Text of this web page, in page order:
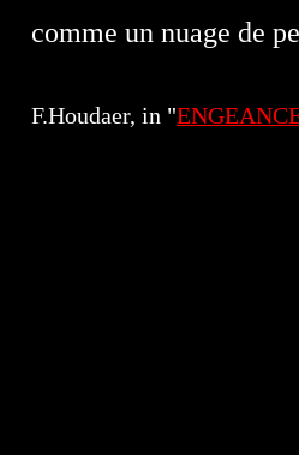
comme un nuage de
F.Houdaer, in "